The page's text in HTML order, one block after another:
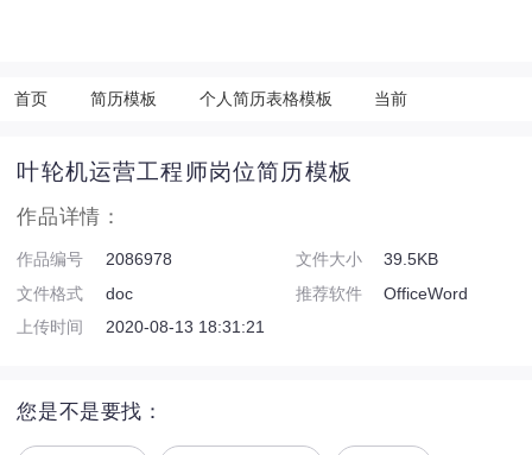
首页 简历模板 个人简历表格模板 当前
叶轮机运营工程师岗位简历模板
作品详情：
作品编号 2086978 文件大小
39.5KB
文件格式
doc 推荐软件
OfficeWord
上传时间
2020-08-13 18:31:21
您是不是要找：